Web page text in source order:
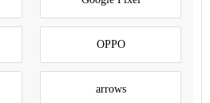
OPPO
arrows